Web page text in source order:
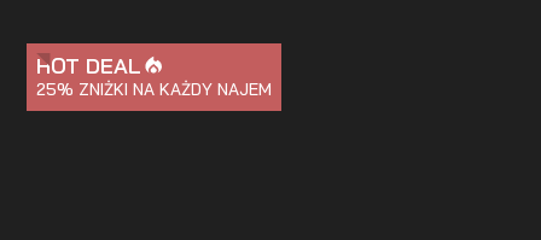
HOT DEAL
25% ZNIŻKI NA KAŻDY NAJEM